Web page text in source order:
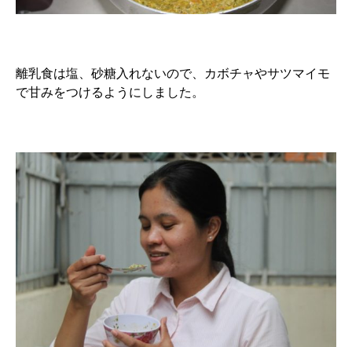
離乳食は塩、砂糖入れないので、カボチャやサツマイモ
で甘みをつけるようにしました。